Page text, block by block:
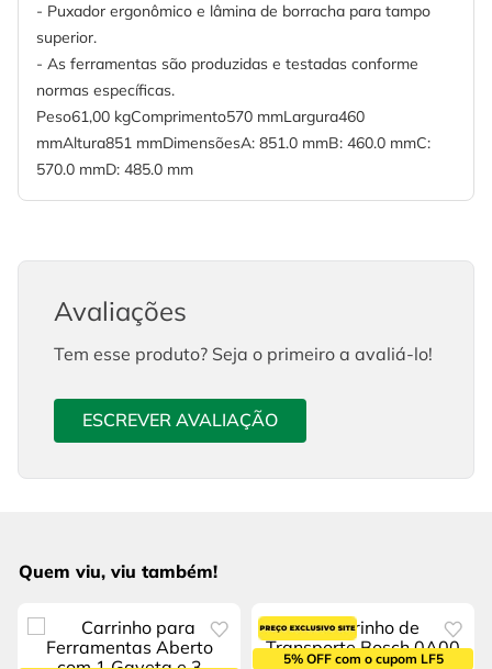
- Puxador ergonômico e lâmina de borracha para tampo
superior.
- As ferramentas são produzidas e testadas conforme
normas específicas.
Peso61,00 kgComprimento570 mmLargura460
mmAltura851 mmDimensõesA: 851.0 mmB: 460.0 mmC:
570.0 mmD: 485.0 mm
Avaliações
Tem esse produto? Seja o primeiro a avaliá-lo!
ESCREVER AVALIAÇÃO
Quem viu, viu também!
5% OFF com o cupom LF5